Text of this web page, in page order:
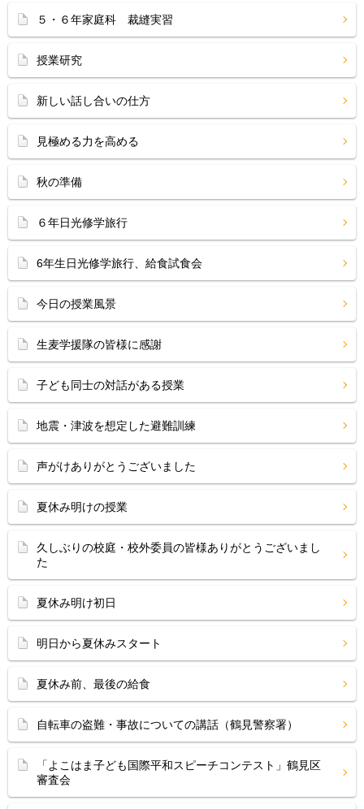
５・６年家庭科 裁縫実習
授業研究
新しい話し合いの仕方
見極める力を高める
秋の準備
６年日光修学旅行
6年生日光修学旅行、給食試食会
今日の授業風景
生麦学援隊の皆様に感謝
子ども同士の対話がある授業
地震・津波を想定した避難訓練
声がけありがとうございました
夏休み明けの授業
久しぶりの校庭・校外委員の皆様ありがとうございまし
た
夏休み明け初日
明日から夏休みスタート
夏休み前、最後の給食
自転車の盗難・事故についての講話（鶴見警察署）
「よこはま子ども国際平和スピーチコンテスト」鶴見区
審査会